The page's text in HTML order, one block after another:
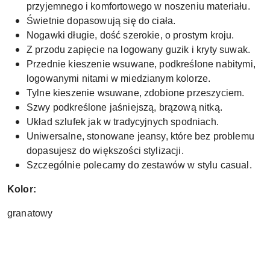
przyjemnego i komfortowego w noszeniu materiału.
Świetnie dopasowują się do ciała.
Nogawki długie, dość szerokie, o prostym kroju.
Z przodu zapięcie na logowany guzik i kryty suwak.
Przednie kieszenie wsuwane, podkreślone nabitymi,
logowanymi nitami w miedzianym kolorze.
Tylne kieszenie wsuwane, zdobione przeszyciem.
Szwy podkreślone jaśniejszą, brązową nitką.
Układ szlufek jak w tradycyjnych spodniach.
Uniwersalne, stonowane jeansy, które bez problemu
dopasujesz do większości stylizacji.
Szczególnie polecamy do zestawów w stylu casual.
Kolor:
granatowy